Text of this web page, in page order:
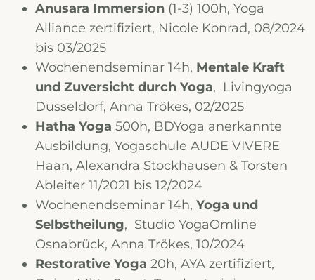
Anusara Immersion (1-3) 100h, Yoga
Alliance zertifiziert, Nicole Konrad, 08/2024
bis 03/2025
Wochenendseminar 14h, Mentale Kraft
und Zuversicht durch Yoga, Livingyoga
Düsseldorf, Anna Trökes, 02/2025
Hatha Yoga 500h, BDYoga anerkannte
Ausbildung, Yogaschule AUDE VIVERE
Haan, Alexandra Stockhausen & Torsten
Ableiter 11/2021 bis 12/2024
Wochenendseminar 14h, Yoga und
Selbstheilung, Studio YogaOmline
Osnabrück, Anna Trökes, 10/2024
Restorative Yoga 20h, AYA zertifiziert,